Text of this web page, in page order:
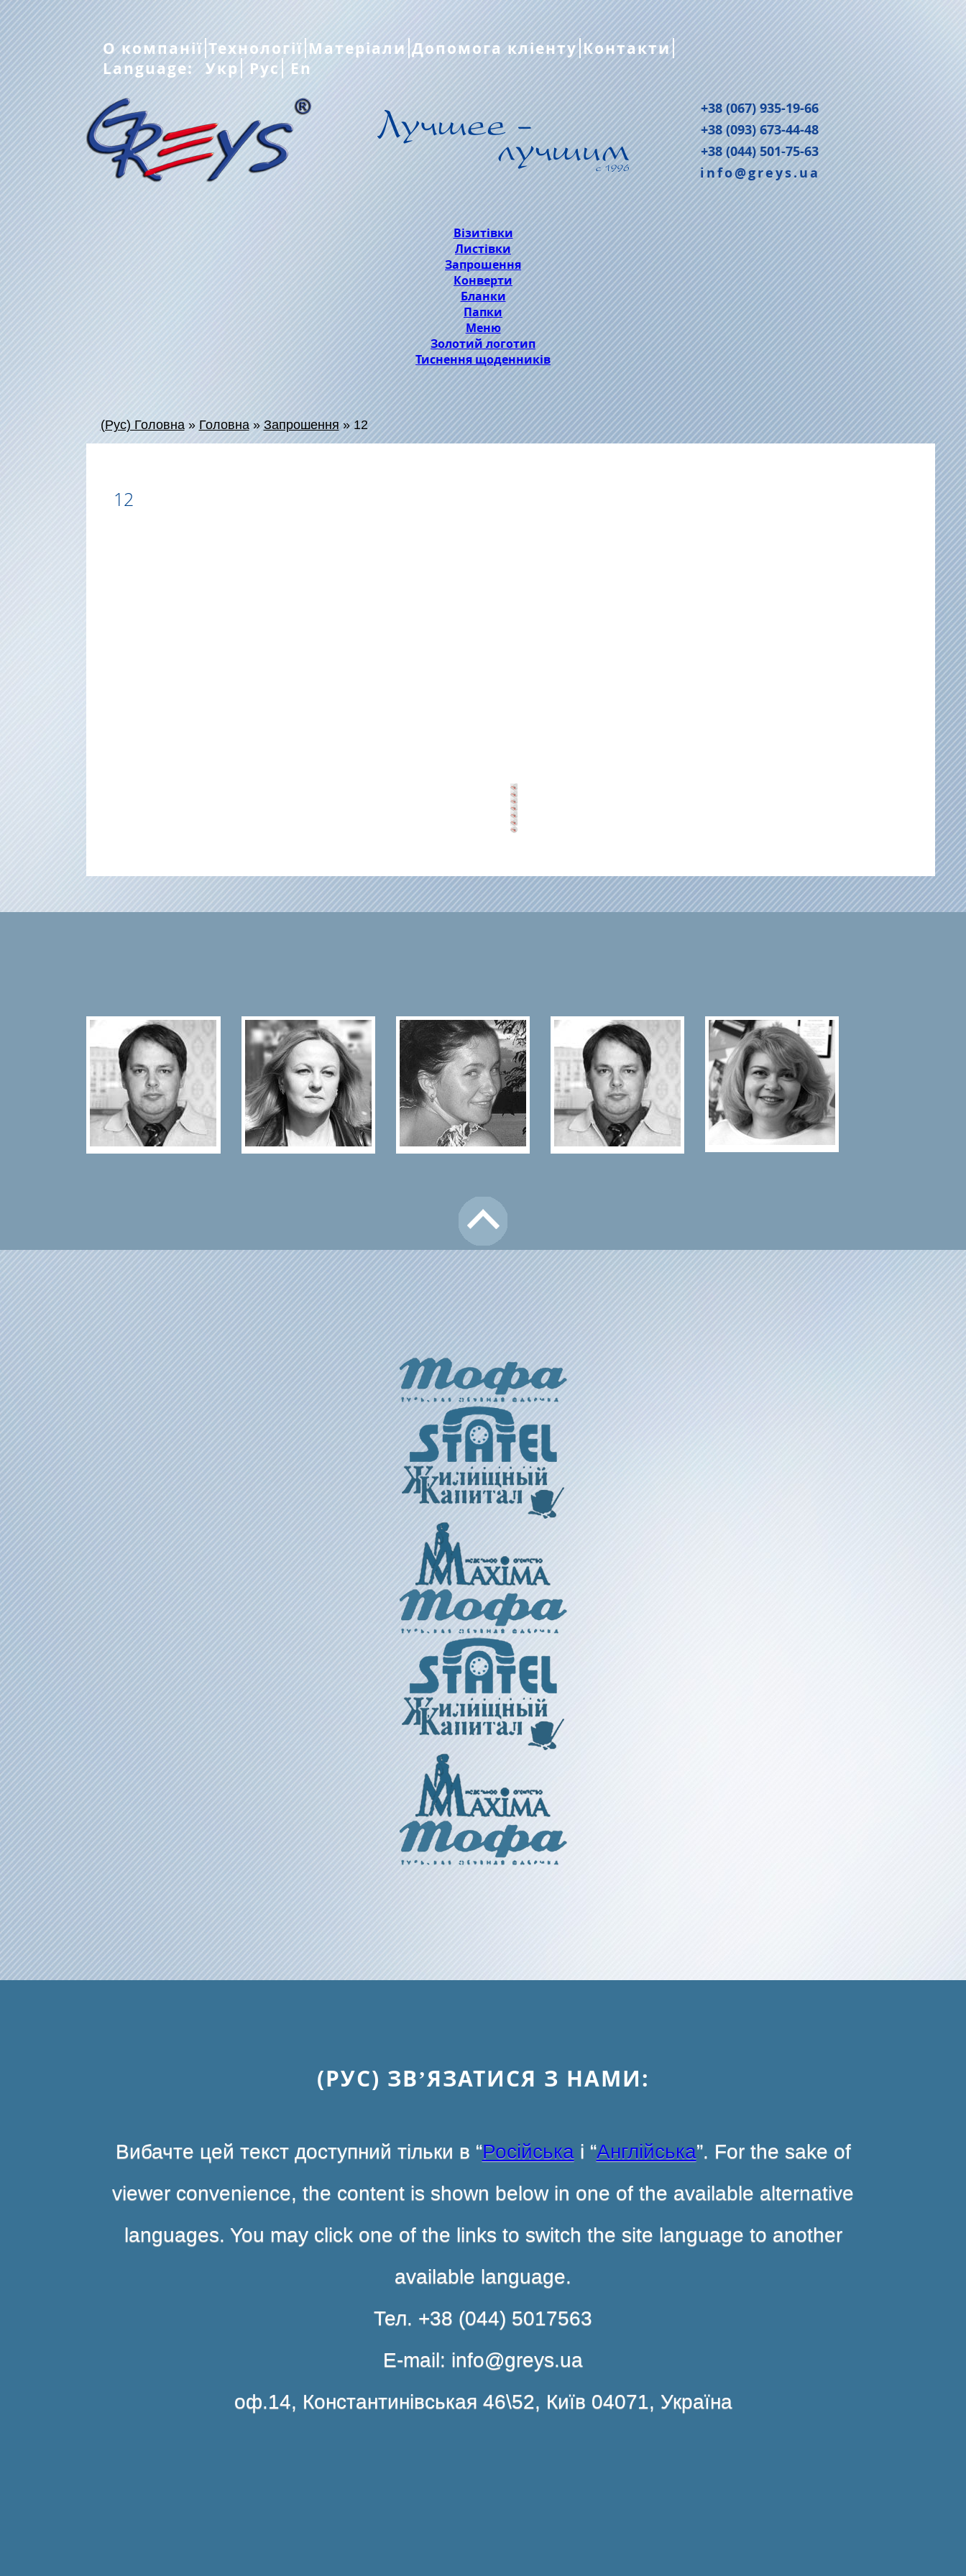
О компанії Технології Матеріали Допомога кліенту Контакти
Language: Укр Рус En
+38 (067) 935-19-66
+38 (093) 673-44-48
+38 (044) 501-75-63
info@greys.ua
Візитівки
Листівки
Запрошення
Конверти
Бланки
Папки
Меню
Золотий логотип
Тиснення щоденників
(Рус) Головна» Головна» Запрошення»12
12
(РУС) ЗВ’ЯЗАТИСЯ З НАМИ:
Вибачте цей текст доступний тільки в “Російськаі “Англійська”. For the sake of
viewer convenience, the content is shown below in one of the available alternative
languages. You may click one of the links to switch the site language to another
available language.
Тел. +38 (044) 5017563
E-mail: info@greys.ua
оф.14, Константинівськая 46\52, Київ 04071, Україна